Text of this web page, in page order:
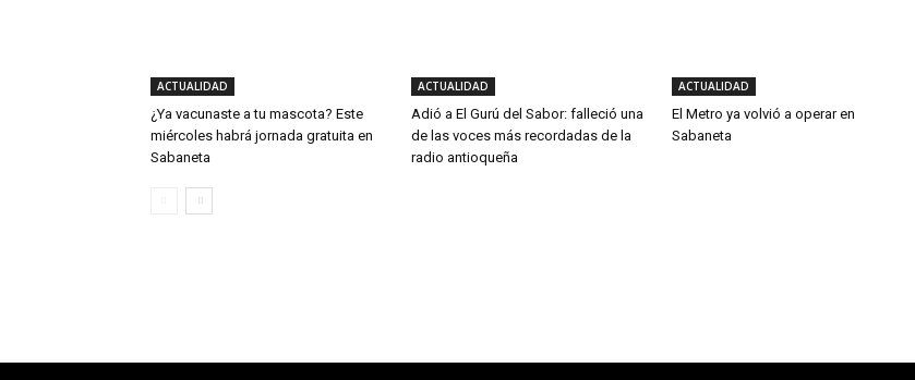
ACTUALIDAD
¿Ya vacunaste a tu mascota? Este
miércoles habrá jornada gratuita en
Sabaneta
ACTUALIDAD
Adió a El Gurú del Sabor: falleció una
de las voces más recordadas de la
radio antioqueña
ACTUALIDAD
El Metro ya volvió a operar en
Sabaneta